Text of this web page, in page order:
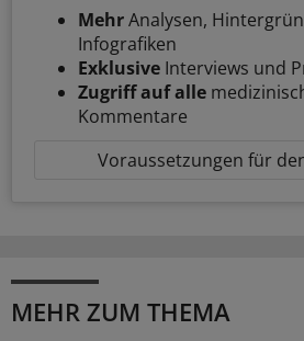
MehrAnalysen,
Infografiken
Exklusive Interviews und
Zugriff auf alle
Kommentare
Voraussetzungen für
MEHR ZUM THEMA